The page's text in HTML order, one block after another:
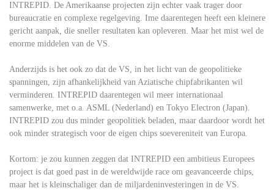
INTREPID. De Amerikaanse projecten zijn echter vaak trager door
bureaucratie en complexe regelgeving. Ime daarentegen heeft een kleinere
gericht aanpak, die sneller resultaten kan opleveren. Maar het mist wel de
enorme middelen van de VS.
Anderzijds is het ook zo dat de VS, in het licht van de geopolitieke
spanningen, zijn afhankelijkheid van Aziatische chipfabrikanten wil
verminderen. INTREPID daarentegen wil meer internationaal
samenwerke, met o.a. ASML (Nederland) en Tokyo Electron (Japan).
INTREPID zou dus minder geopolitiek beladen, maar daardoor wordt het
ook minder strategisch voor de eigen chips soevereniteit van Europa.
Kortom: je zou kunnen zeggen dat INTREPID een ambitieus Europees
project is dat goed past in de wereldwijde race om geavanceerde chips,
maar het is kleinschaliger dan de miljardeninvesteringen in de VS.